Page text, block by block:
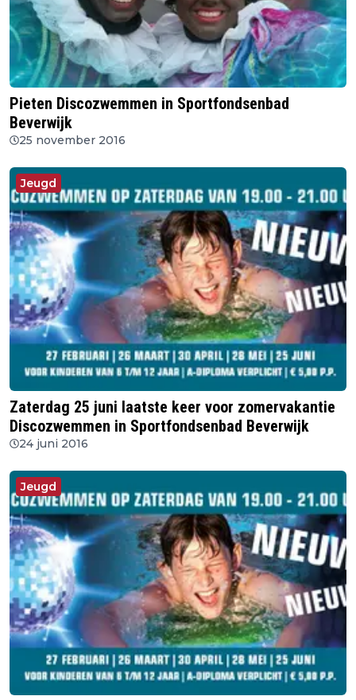
Pieten Discozwemmen in Sportfondsenbad
Beverwijk
25 november 2016
Jeugd
Zaterdag 25 juni laatste keer voor zomervakantie
Discozwemmen in Sportfondsenbad Beverwijk
24 juni 2016
Jeugd